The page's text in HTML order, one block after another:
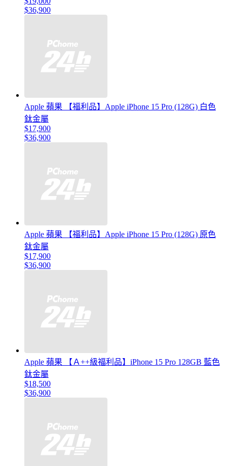
$36,900
Apple 蘋果 【福利品】Apple iPhone 15 Pro (128G) 白色
鈦金屬
$17,900
$36,900
Apple 蘋果 【福利品】Apple iPhone 15 Pro (128G) 原色
鈦金屬
$17,900
$36,900
Apple 蘋果 【Ａ++級福利品】iPhone 15 Pro 128GB 藍色
鈦金屬
$18,500
$36,900